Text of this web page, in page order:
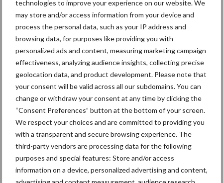
technologies to improve your experience on our website. We
may store and/or access information from your device and
process the personal data, such as your IP address and
browsing data, for purposes like providing you with
personalized ads and content, measuring marketing campaign
effectiveness, analyzing audience insights, collecting precise
geolocation data, and product development. Please note that
your consent will be valid across all our subdomains. You can
change or withdraw your consent at any time by clicking the
“Consent Preferences” button at the bottom of your screen.
We respect your choices and are committed to providing you
with a transparent and secure browsing experience. The
third-party vendors are processing data for the following
purposes and special features: Store and/or access
information on a device, personalized advertising and content,
Primaire
Sidebar
Recent nieuws Partner nieuws
Mastitis Hittestress
Toon meer